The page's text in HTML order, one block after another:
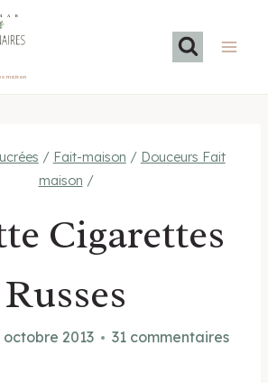
maison
/ Fait-maison / Douceurs Fait
maison /
Cigarettes
Russes
octobre 2013 31 commentaires